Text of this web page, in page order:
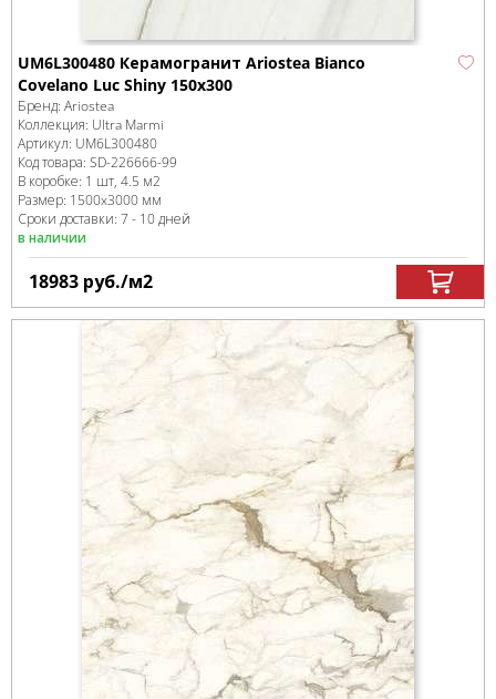
UM6L300480 Керамогранит Ariostea Bianco
Covelano Luc Shiny 150x300
Бренд: Ariostea
Коллекция: Ultra Marmi
Артикул: UM6L300480
Код товара: SD-226666-99
В коробке: 1 шт, 4.5 м2
Размер: 1500x3000 мм
Сроки доставки: 7 - 10 дней
в наличии
18983 руб./м2